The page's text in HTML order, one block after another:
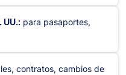
UU.: para pasaportes,
contratos, cambios de